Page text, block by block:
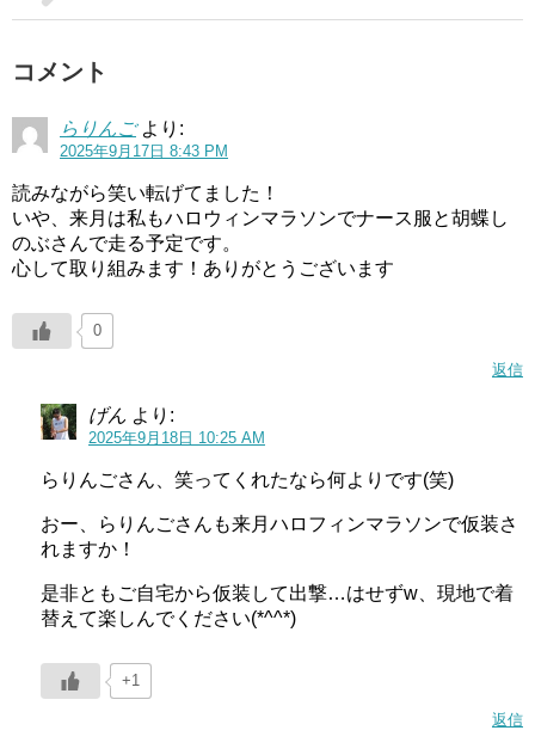
コメント
らりんご より:
2025年9月17日 8:43 PM
読みながら笑い転げてました！
いや、来月は私もハロウィンマラソンでナース服と胡蝶し
のぶさんで走る予定です。
心して取り組みます！ありがとうございます
0
返信
げん より:
2025年9月18日 10:25 AM
らりんごさん、笑ってくれたなら何よりです(笑)
おー、らりんごさんも来月ハロフィンマラソンで仮装さ
れますか！
是非ともご自宅から仮装して出撃…はせずw、現地で着
替えて楽しんでください(*^^*)
+1
返信